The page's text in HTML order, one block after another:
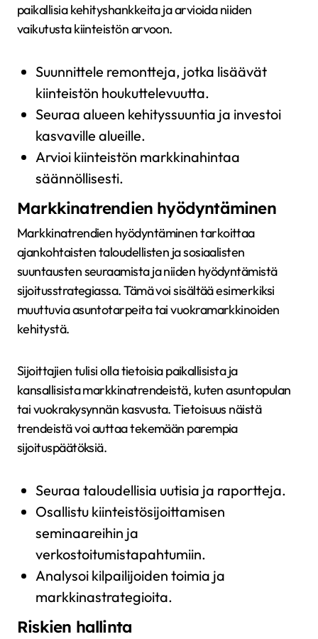
paikallisia kehityshankkeita ja arvioida niiden
vaikutusta kiinteistön arvoon.
Suunnittele remontteja, jotka lisäävät
kiinteistön houkuttelevuutta.
Seuraa alueen kehityssuuntia ja investoi
kasvaville alueille.
Arvioi kiinteistön markkinahintaa
säännöllisesti.
Markkinatrendien hyödyntäminen
Markkinatrendien hyödyntäminen tarkoittaa
ajankohtaisten taloudellisten ja sosiaalisten
suuntausten seuraamista ja niiden hyödyntämistä
sijoitusstrategiassa. Tämä voi sisältää esimerkiksi
muuttuvia asuntotarpeita tai vuokramarkkinoiden
kehitystä.
Sijoittajien tulisi olla tietoisia paikallisista ja
kansallisista markkinatrendeistä, kuten asuntopulan
tai vuokrakysynnän kasvusta. Tietoisuus näistä
trendeistä voi auttaa tekemään parempia
sijoituspäätöksiä.
Seuraa taloudellisia uutisia ja raportteja.
Osallistu kiinteistösijoittamisen
seminaareihin ja
verkostoitumistapahtumiin.
Analysoi kilpailijoiden toimia ja
markkinastrategioita.
Riskien hallinta